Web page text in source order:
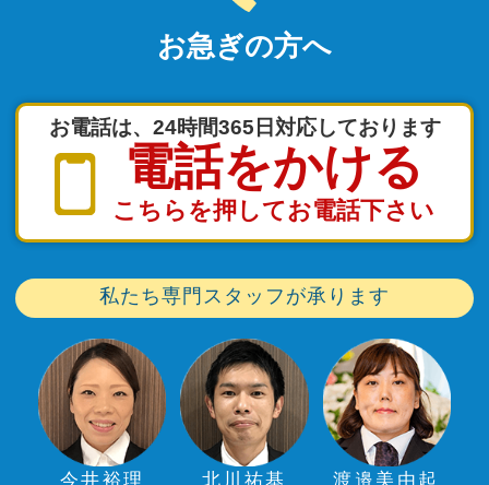
お急ぎの方へ
お電話は、24時間365日対応しております
電話をかける
こちらを押してお電話下さい
私たち専門スタッフが承ります
今井裕理 北川祐基 渡邉美由起